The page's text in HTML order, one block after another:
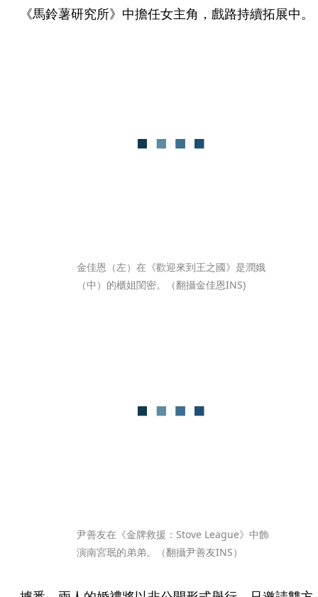
《馬鈴薯研究所》中擔任女主角，戲路持續拓展中。
金佳恩（左）在《歡迎來到王之國》是潤娥
（中）的櫃姐閨密。（翻攝金佳恩INS)
尹善友在《金牌救援：Stove League》中飾
演南宮珉的弟弟。（翻攝尹善友INS）